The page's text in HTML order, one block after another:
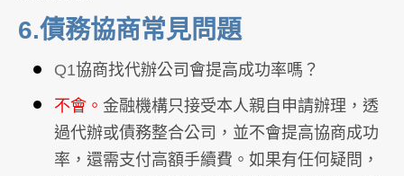
6.債務協商常見問題
Q1協商找代辦公司會提高成功率嗎？
不會。 金融機構只接受本人親自申請辦理，透
過代辦或債務整合公司，並不會提高協商成功
率，還需支付高額手續費。如果有任何疑問，